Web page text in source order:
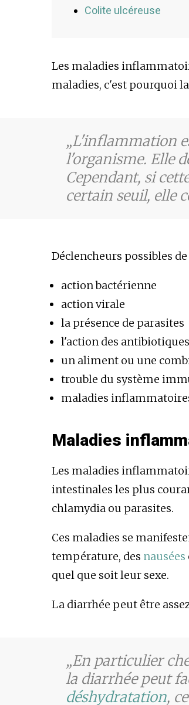
Colite ulcéreuse
Les maladies
maladies, c'est pourquoi
L'inflammation
l'organisme. Elle
Cependant, si
certain seuil, elle
Déclencheurs possibles
action bactérienne
action virale
la présence de parasites
l'action des antibiotiques
un aliment ou une
trouble du système
maladies
Maladies
Les maladies
intestinales les plus
chlamydia ou parasites.
Ces maladies se
température, des nausées
quel que soit leur sexe.
La diarrhée peut être
En particulier
la diarrhée peut
déshydratation,